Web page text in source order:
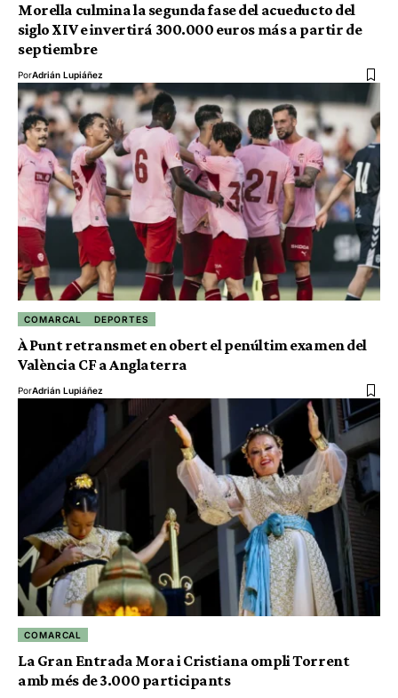
Morella culmina la segunda fase del acueducto del
siglo XIV e invertirá 300.000 euros más a partir de
septiembre
PorAdrián Lupiáñez
COMARCAL DEPORTES
À Punt retransmet en obert el penúltim examen del
València CF a Anglaterra
PorAdrián Lupiáñez
COMARCAL
La Gran Entrada Mora i Cristiana ompli Torrent
amb més de 3.000 participants